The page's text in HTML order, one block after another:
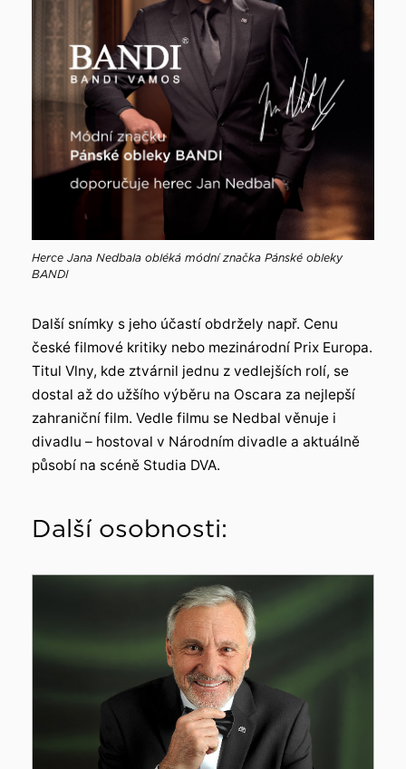
Herce Jana Nedbala obléká módní značka Pánské obleky
BANDI
Další snímky s jeho účastí obdržely např. Cenu
české filmové kritiky nebo mezinárodní Prix Europa.
Titul Vlny, kde ztvárnil jednu z vedlejších rolí, se
dostal až do užšího výběru na Oscara za nejlepší
zahraniční film. Vedle filmu se Nedbal věnuje i
divadlu – hostoval v Národním divadle a aktuálně
působí na scéně Studia DVA.
Další osobnosti: